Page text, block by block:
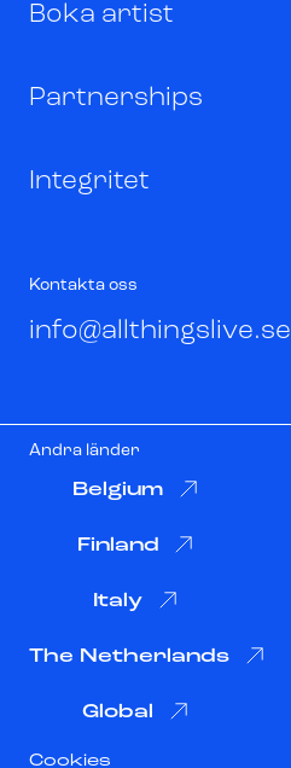
Boka artist
Partnerships
Integritet
Kontakta oss
info@allthingslive.se
Andra länder
Belgium
Finland
Italy
The Netherlands
Global
Cookies